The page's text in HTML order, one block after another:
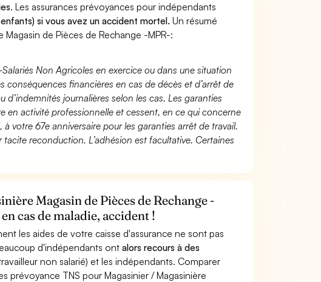
. Les assurances prévoyances pour indépendants
si vous avez un accident mortel. Un résumé
de Pièces de Rechange -MPR-:
Non Agricoles en exercice ou dans une situation
financières en cas de décès et d’arrêt de
d’indemnités journalières selon les cas. Les garanties
en activité professionnelle et cessent, en ce qui concerne
votre 67e anniversaire pour les garanties arrêt de travail.
reconduction. L’adhésion est facultative. Certaines
Magasin de Pièces de Rechange -
cas de maladie, accident !
les aides de votre caisse d'assurance ne sont pas
d'indépendants ont alors recours à des
non salarié) et les indépendants. Comparer
prévoyance TNS pour Magasinier / Magasinière